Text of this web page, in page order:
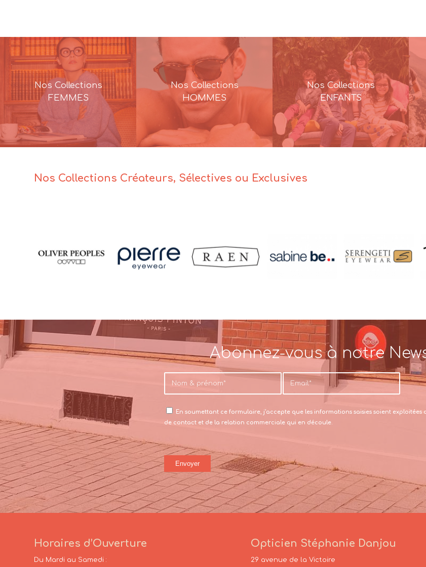
316,00€.
222,00€.
Nos Collections
FEMMES
Nos Collections
HOMMES
Nos Collections
ENFANTS
Nos Collections Créateurs, Sélectives ou Exclusives
Abonnez-vous à notre
En soumettant ce formulaire, j’accepte que les informations saisies soient
de contact et de la relation commerciale qui en découle.
Horaires d’Ouverture
Du Mardi au Samedi :
Opticien Stéphanie Danjou
29 avenue de la Victoire